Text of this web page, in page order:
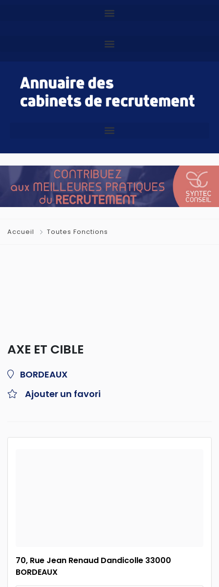
Accueil Toutes Fonctions
AXE ET CIBLE
BORDEAUX
Ajouter un favori
70, Rue Jean Renaud Dandicolle 33000
BORDEAUX